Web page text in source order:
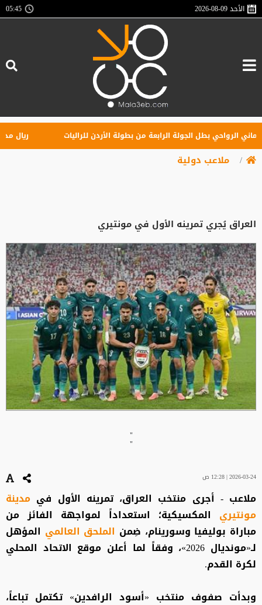
الأحد2026-08-09
05:45
الرواحي بطل الجولة الرابعة من بطولة الأردن للراليات ريال
ملاعب دولية
العراق يُجري تمرينه الأول في مونتيري
"
"
2026-03-24 | 12:28 ص
ملاعب - أجرى منتخب العراق، تمرينه الأول في مدينة
مونتيري المكسيكية؛ استعداداً لمواجهة الفائز من
مباراة بوليفيا وسورينام، ضِمن الملحق العالمي المؤهل
لـ«مونديال 2026»، وفقاً لما أعلن موقع الاتحاد المحلي
لكرة القدم.
وبدأت صفوف منتخب «أسود الرافدين» تكتمل تباعاً،